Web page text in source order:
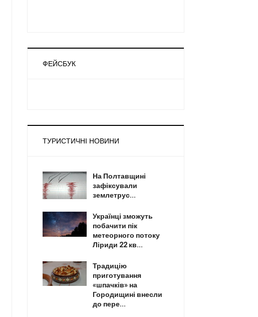
ФЕЙСБУК
ТУРИСТИЧНІ НОВИНИ
На Полтавщині
зафіксували
землетрус...
Українці зможуть
побачити пік
метеорного потоку
Ліриди 22 кв...
Традицію
приготування
«шпачків» на
Городищині внесли
до пере...